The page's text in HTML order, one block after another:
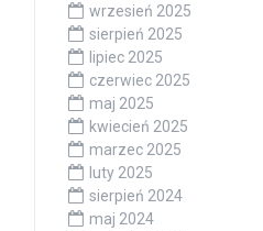
wrzesień 2025
sierpień 2025
lipiec 2025
czerwiec 2025
maj 2025
kwiecień 2025
marzec 2025
luty 2025
sierpień 2024
maj 2024